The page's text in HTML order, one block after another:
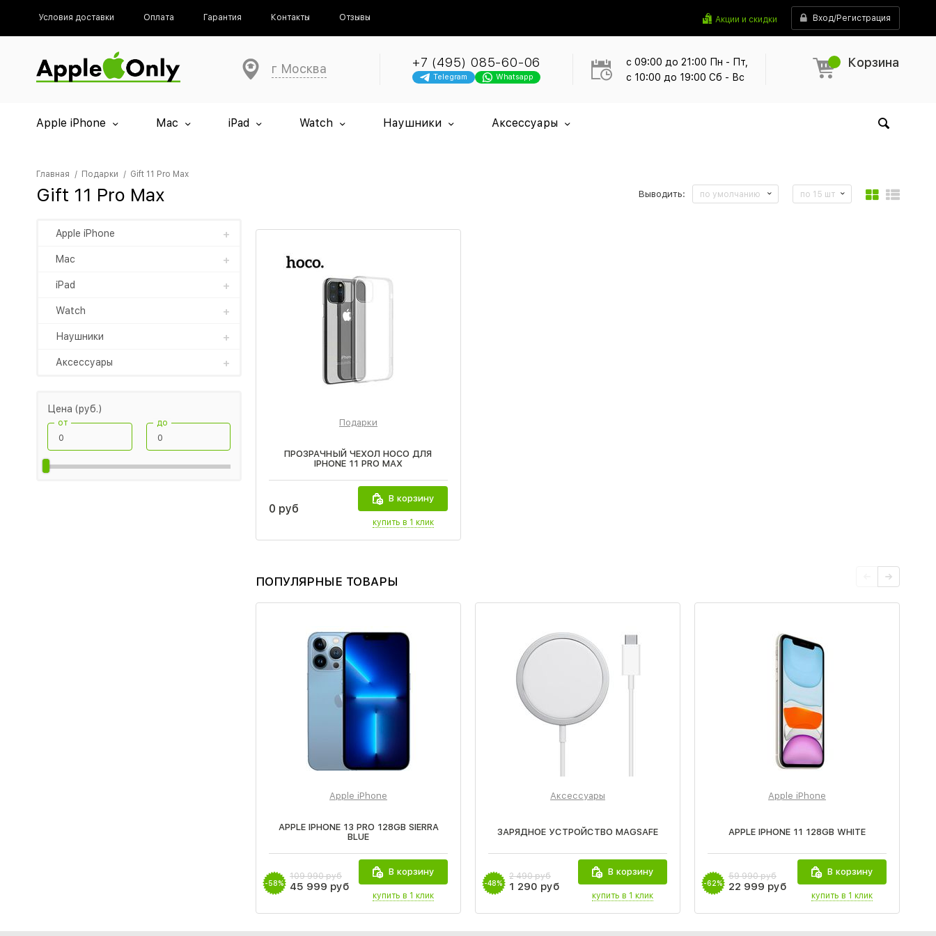
Условия доставки Оплата Гарантия Контакты Отзывы Акции и скидки Вход/Регистрация
г Москва +7 (495) 085-60-06
Telegram Whatsapp
с 09:00 до 21:00 Пн - Пт,
с 10:00 до 19:00 Сб - Вс
Корзина
Apple iPhone Mac iPad Watch Наушники Аксессуары
Главная Подарки Gift 11 Pro Max
Gift 11 Pro Max Выводить: по умолчанию по 15 шт
Apple iPhone
Mac
iPad
Watch
Наушники
Аксессуары
Цена (руб.)
от до Подарки
ПРОЗРАЧНЫЙ ЧЕХОЛ HOCO ДЛЯ
IPHONE 11 PRO MAX
0 руб
В корзину
купить в 1 клик
ПОПУЛЯРНЫЕ ТОВАРЫ
Apple iPhone
APPLE IPHONE 13 PRO 128GB SIERRA
BLUE
-58%
109 990 руб
45 999 руб
В корзину
купить в 1 клик
Аксессуары
ЗАРЯДНОЕ УСТРОЙСТВО MAGSAFE
-48%
2 490 руб
1 290 руб
В корзину
купить в 1 клик
Apple iPhone
APPLE IPHONE 11 128GB WHITE
-62%
59 990 руб
22 999 руб
В корзину
купить в 1 клик